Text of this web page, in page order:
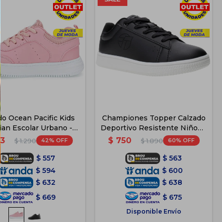
Ocean Pacific Kids
Escolar Urbano -
Rosa
$ 1.290 42
$ 557
$ 594
$ 632
$ 669
Championes Topper Calzado
Deportivo Resistente Niños -
Negro 2
$ 750 $ 1.890 60
$ 563
$ 600
$ 638
$ 675
Disponible Envío